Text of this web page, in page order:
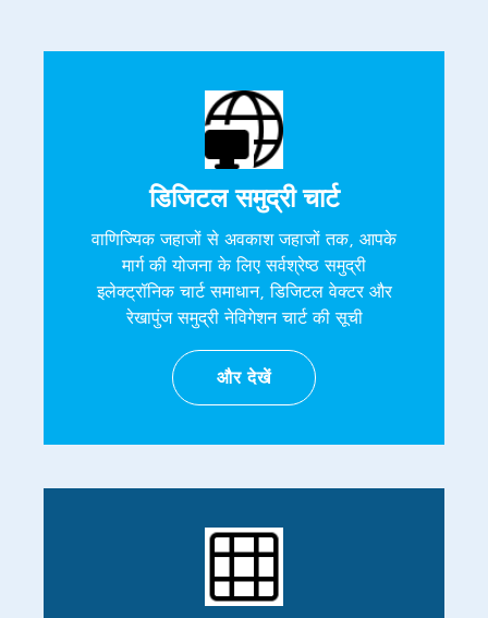
डिजिटल समुद्री चार्ट
वाणिज्यिक जहाजों से अवकाश जहाजों तक, आपके
मार्ग की योजना के लिए सर्वश्रेष्ठ समुद्री
इलेक्ट्रॉनिक चार्ट समाधान, डिजिटल वेक्टर और
रेखापुंज समुद्री नेविगेशन चार्ट की सूची
और देखें